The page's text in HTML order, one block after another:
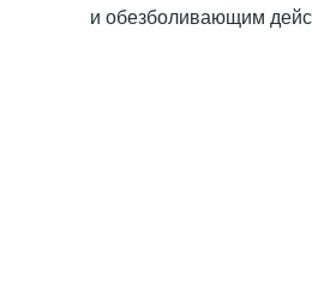
и обезболивающим